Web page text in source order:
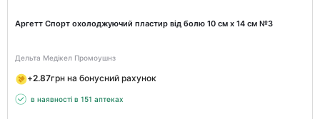
Аргетт Спорт охолоджуючий пластир від болю 10 см х 14 см №3
Дельта Медікел Промоушнз
+2.87грн на бонусний рахунок
в наявності в 151 аптеках